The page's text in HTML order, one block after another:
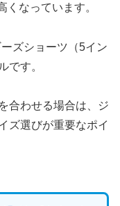
くなっています。
ズショーツ（5イン
です。
合わせる場合は、ジ
ズ選びが重要なポイ